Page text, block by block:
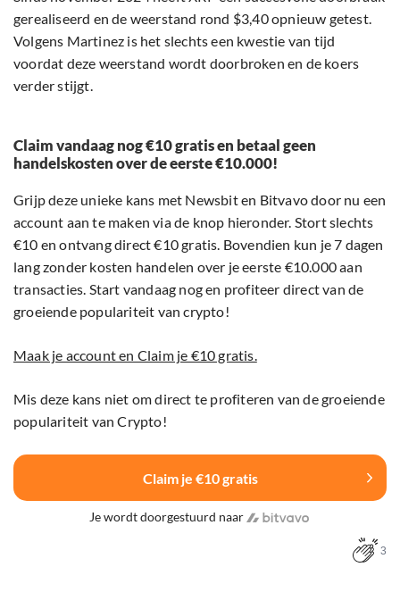
gerealiseerd en de weerstand rond $3,40 opnieuw getest.
Volgens Martinez is het slechts een kwestie van tijd
voordat deze weerstand wordt doorbroken en de koers
verder stijgt.
Claim vandaag nog €10 gratis en betaal geen
handelskosten over de eerste €10.000!
Grijp deze unieke kans met Newsbit en Bitvavo door nu een
account aan te maken via de knop hieronder. Stort slechts
€10 en ontvang direct €10 gratis. Bovendien kun je 7 dagen
lang zonder kosten handelen over je eerste €10.000 aan
transacties. Start vandaag nog en profiteer direct van de
groeiende populariteit van crypto!
Maak je account en Claim je €10 gratis.
Mis deze kans niet om direct te profiteren van de groeiende
populariteit van Crypto!
Claim je €10 gratis
Je wordt doorgestuurd naar
3